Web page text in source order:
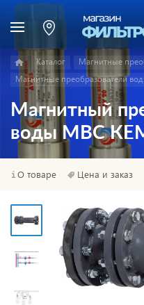
Каталог
Магнитные
Магнитные преобразователи
Магнитный
воды МВС
О товаре Цена и заказ